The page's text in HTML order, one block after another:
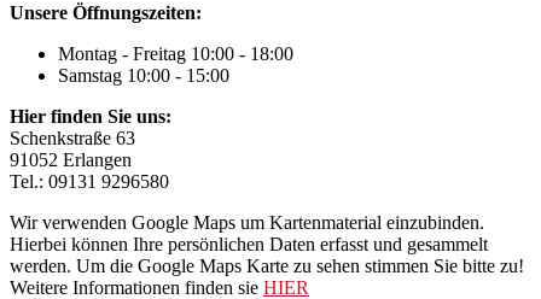
Unsere Öffnungszeiten:
Montag - Freitag 10:00 - 18:00
Samstag 10:00 - 15:00
Hier finden Sie uns:
Schenkstraße 63
91052 Erlangen
Tel.: 09131 9296580
Wir verwenden Google Maps um Kartenmaterial einzubinden.
Hierbei können Ihre persönlichen Daten erfasst und gesammelt
werden. Um die Google Maps Karte zu sehen stimmen Sie bitte zu!
Weitere Informationen finden sie HIER